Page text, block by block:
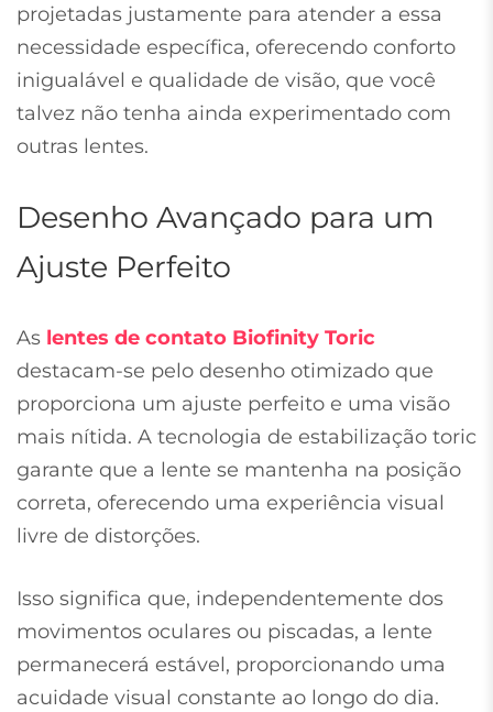
projetadas justamente para atender a essa
necessidade específica, oferecendo conforto
inigualável e qualidade de visão, que você
talvez não tenha ainda experimentado com
outras lentes.
Desenho Avançado para um
Ajuste Perfeito
As lentes de contato Biofinity Toric
destacam-se pelo desenho otimizado que
proporciona um ajuste perfeito e uma visão
mais nítida. A tecnologia de estabilização toric
garante que a lente se mantenha na posição
correta, oferecendo uma experiência visual
livre de distorções.
Isso significa que, independentemente dos
movimentos oculares ou piscadas, a lente
permanecerá estável, proporcionando uma
acuidade visual constante ao longo do dia.